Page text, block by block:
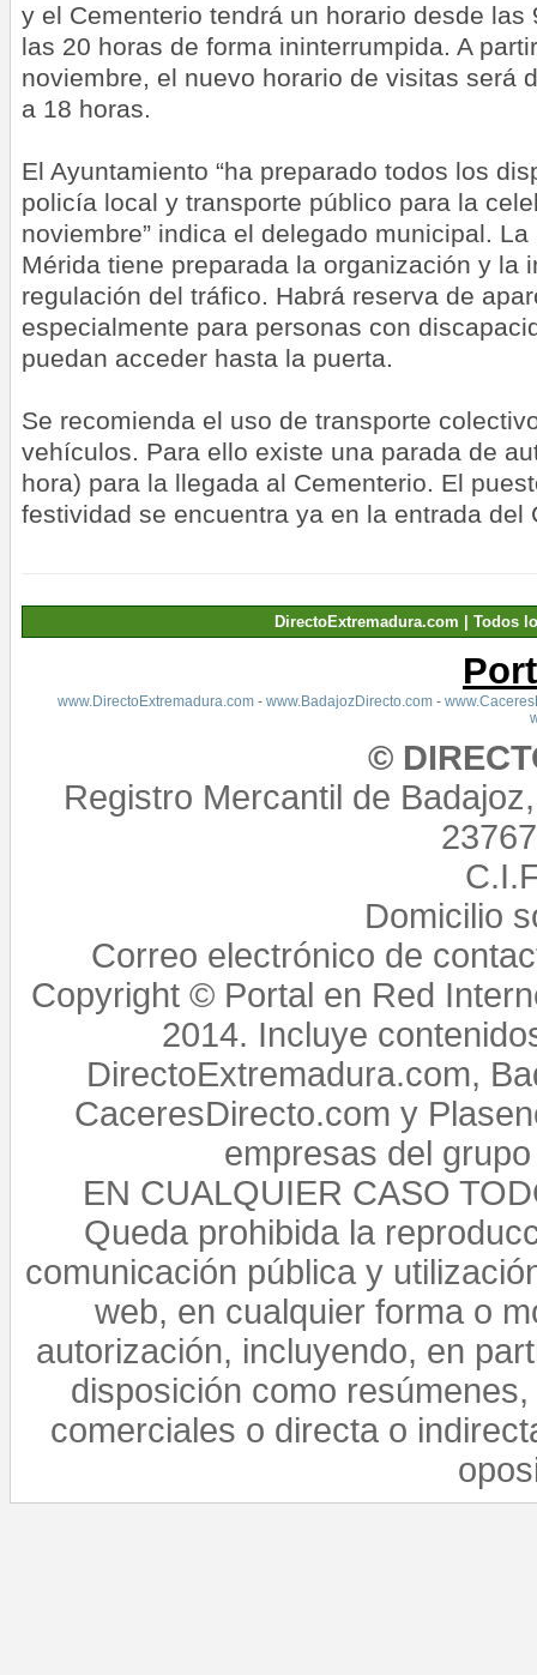
y el Cementerio tendrá un horario desde las
las 20 horas de forma ininterrumpida. A
noviembre, el nuevo horario de visitas será
a 18 horas.
El Ayuntamiento “ha preparado todos los
policía local y transporte público para la
noviembre” indica el delegado municipal.
Mérida tiene preparada la organización y la
regulación del tráfico. Habrá reserva de
especialmente para personas con
puedan acceder hasta la puerta.
Se recomienda el uso de transporte
vehículos. Para ello existe una parada de
hora) para la llegada al Cementerio. El
festividad se encuentra ya en la entrada del
DirectoExtremadura.com | Todos
www.DirectoExtremadura.com- www.BadajozDirecto.com-
©
Registro Mercantil de
Domicilio
Correo electrónico de
Copyright © Portal en Red
2014. Incluye
DirectoExtremadura.com,
CaceresDirecto.com y
empresas del
EN CUALQUIER CASO
Queda prohibida la
comunicación pública y
web, en cualquier forma o
autorización, incluyendo, en
disposición como
comerciales o directa o